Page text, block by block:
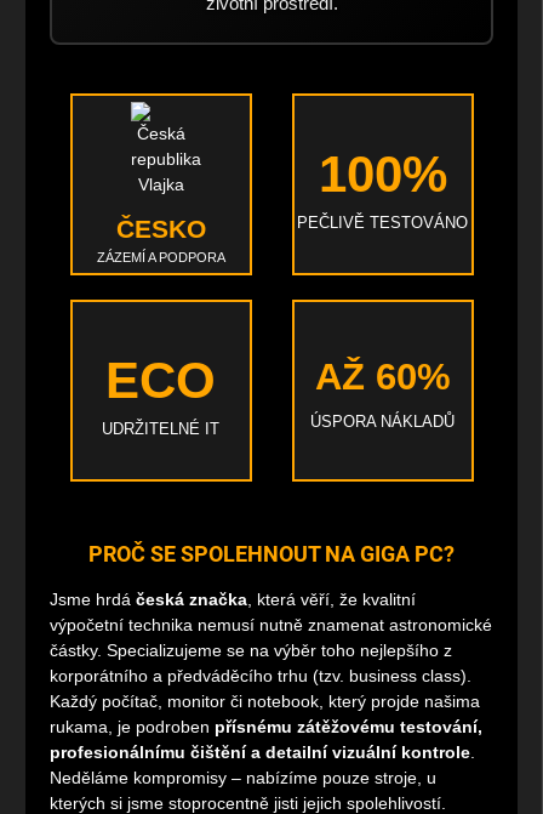
ČESKO
ZÁZEMÍ A PODPORA
100%
PEČLIVĚ TESTOVÁNO
ECO
UDRŽITELNÉ IT
AŽ 60%
ÚSPORA NÁKLADŮ
PROČ SE SPOLEHNOUT NA GIGA PC?
Jsme hrdá česká značka, která věří, že kvalitní
výpočetní technika nemusí nutně znamenat astronomické
částky. Specializujeme se na výběr toho nejlepšího z
korporátního a předváděcího trhu (tzv. business class).
Každý počítač, monitor či notebook, který projde našima
rukama, je podroben přísnému zátěžovému testování,
profesionálnímu čištění a detailní vizuální kontrole.
Neděláme kompromisy – nabízíme pouze stroje, u
kterých si jsme stoprocentně jisti jejich spolehlivostí.